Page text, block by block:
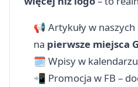
📢 Artykuły w
na pierwsze miejsca
🗓 Wpisy w
📲 Promocja w FB –